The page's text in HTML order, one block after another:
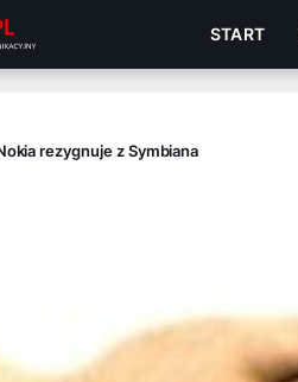
START
rezygnuje z Symbiana